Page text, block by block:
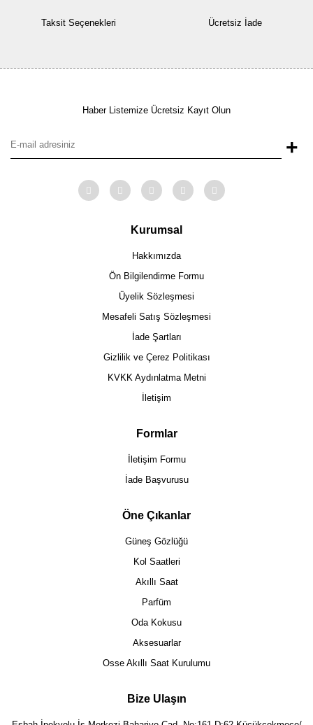
Taksit Seçenekleri Ücretsiz İade
Haber Listemize Ücretsiz Kayıt Olun
+
Kurumsal
Hakkımızda
Ön Bilgilendirme Formu
Üyelik Sözleşmesi
Mesafeli Satış Sözleşmesi
İade Şartları
Gizlilik ve Çerez Politikası
KVKK Aydınlatma Metni
İletişim
Formlar
İletişim Formu
İade Başvurusu
Öne Çıkanlar
Güneş Gözlüğü
Kol Saatleri
Akıllı Saat
Parfüm
Oda Kokusu
Aksesuarlar
Osse Akıllı Saat Kurulumu
Bize Ulaşın